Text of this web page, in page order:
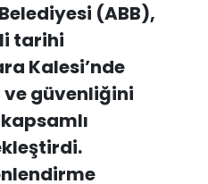
(ABB),
tarihi
Kalesi’nde
güvenliğini